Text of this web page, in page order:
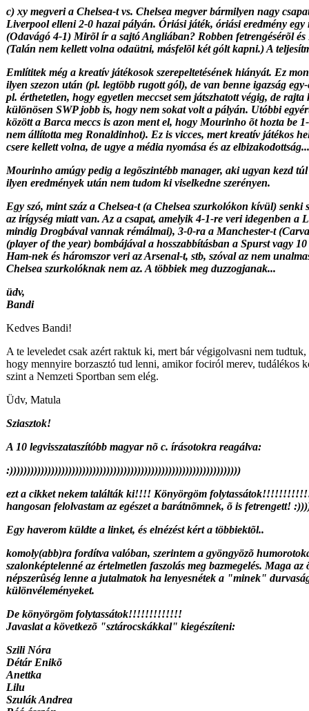
c) xy megveri a Chelsea-t vs. Chelsea megver bármilyen nagy
Liverpool elleni 2-0 hazai pályán. Óriási játék, óriási eredmény egy
(Odavágó 4-1) Mirõl ír a sajtó Angliában? Robben fetrengésérõl
(Talán nem kellett volna odaütni, másfelõl két gólt kapni.) A
Említitek még a kreatív játékosok szerepeltetésének hiányát. Ez
ilyen szezon után (pl. legtöbb rugott gól), de van benne igazság egy-
pl. érthetetlen, hogy egyetlen meccset sem játszhatott végig, de
különösen SWP jobb is, hogy nem sokat volt a pályán. Utóbbi
között a Barca meccs is azon ment el, hogy Mourinho õt hozta be
nem állította meg Ronaldinhot). Ez is vicces, mert kreatív játékos
csere kellett volna, de ugye a média nyomása és az elbizakodottság...
Mourinho amúgy pedig a legõszintébb manager, aki ugyan kezd
ilyen eredmények után nem tudom ki viselkedne szerényen.
Egy szó, mint száz a Chelsea-t (a Chelsea szurkolókon kívül) senki
az irígység miatt van. Az a csapat, amelyik 4-1-re veri idegenben a
mindig Drogbával vannak rémálmai), 3-0-ra a Manchester-t
(player of the year) bombájával a hosszabbításban a Spurst vagy
Ham-nek és háromszor veri az Arsenal-t, stb, szóval az nem
Chelsea szurkolóknak nem az. A többiek meg duzzogjanak...
üdv,
Bandi
Kedves Bandi!
A te leveledet csak azért raktuk ki, mert bár végigolvasni nem tudtuk,
hogy mennyire borzasztó tud lenni, amikor fociról merev, tudálékos
szint a Nemzeti Sportban sem elég.
Üdv, Matula
Sziasztok!
A 10 legvisszataszítóbb magyar nõ c. írásotokra reagálva:
:)))))))))))))))))))))))))))))))))))))))))))))))))))))))))))))))))))
ezt a cikket nekem találták ki!!!! Könyörgöm
hangosan felolvastam az egészet a barátnõmnek, õ is fetrengett!
Egy haverom küldte a linket, és elnézést kért a többiektõl..
komoly(abb)ra fordítva valóban, szerintem a gyöngyözõ
szalonképtelenné az értelmetlen faszolás meg bazmegelés. Maga az
népszerûség lenne a jutalmatok ha lenyesnétek a "minek"
különvéleményeket.
De könyörgöm folytassátok!!!!!!!!!!!!!
Javaslat a következõ "sztárocskákkal" kiegészíteni:
Szili Nóra
Détár Enikõ
Anettka
Lilu
Szulák Andrea